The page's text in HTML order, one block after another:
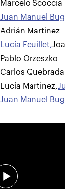
Marcelo Scoccia
Juan Manuel
Adrián Martinez
Lucía Feuillet,
Pablo Orzeszko
Carlos Quebrada
Lucía Martinez,
Juan Manuel